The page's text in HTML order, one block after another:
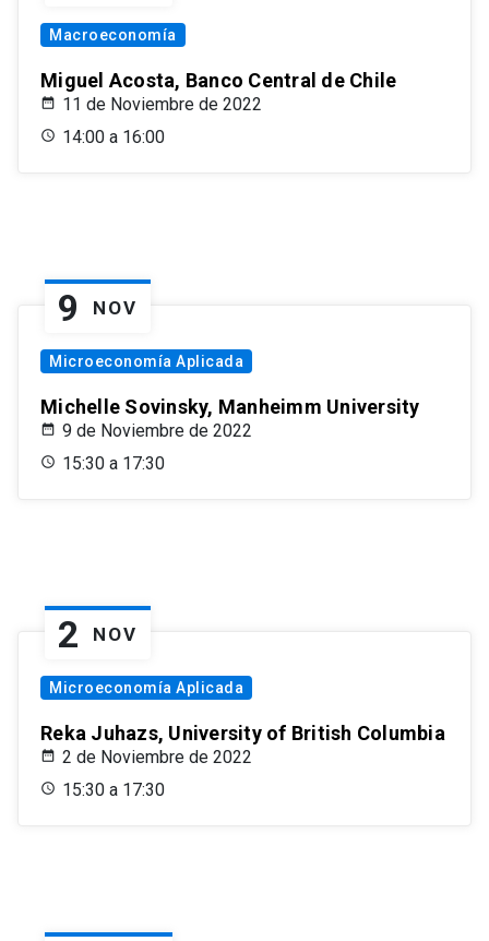
Macroeconomía
Miguel Acosta, Banco Central de Chile
11 de Noviembre de 2022
14:00 a 16:00
9 NOV
Microeconomía Aplicada
Michelle Sovinsky, Manheimm University
9 de Noviembre de 2022
15:30 a 17:30
2 NOV
Microeconomía Aplicada
Reka Juhazs, University of British Columbia
2 de Noviembre de 2022
15:30 a 17:30